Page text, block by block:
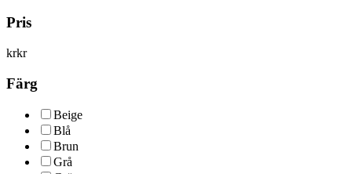
Pris
krkr
Färg
Beige
Blå
Brun
Grå